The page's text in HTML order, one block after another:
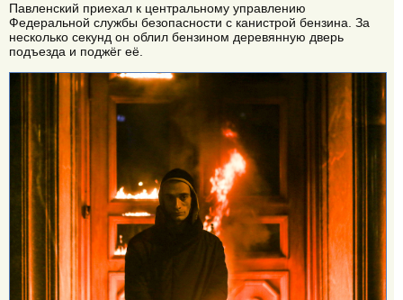
Павленский приехал к центральному управлению
Федеральной службы безопасности с канистрой бензина. За
несколько секунд он облил бензином деревянную дверь
подъезда и поджёг её.